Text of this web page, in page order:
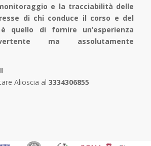
e la tracciabilità delle
di chi conduce il corso e del
quello di fornire un’esperienza
ma assolutamente
Alioscia al 3334306855